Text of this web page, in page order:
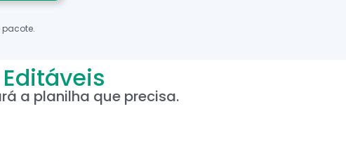
a planilha que precisa.